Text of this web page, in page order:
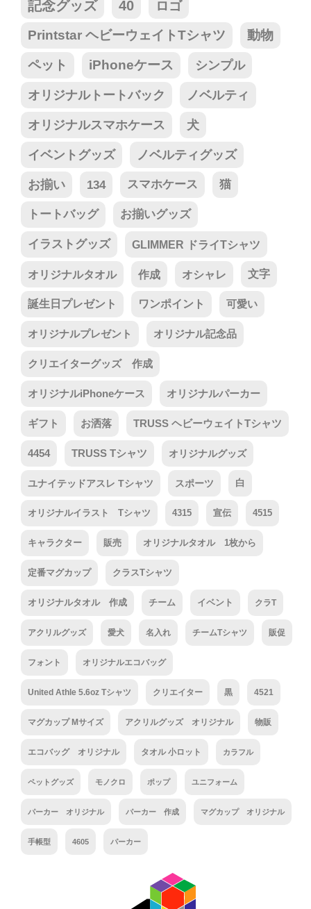
記念グッズ
40 ロゴ
Printstar ヘビーウェイトTシャツ 動物
ペット iPhoneケース シンプル
オリジナルトートバック ノベルティ
オリジナルスマホケース 犬
イベントグッズ ノベルティグッズ
お揃い 134 スマホケース 猫
トートバッグ お揃いグッズ
イラストグッズ GLIMMER ドライTシャツ
オリジナルタオル 作成 オシャレ 文字
誕生日プレゼント ワンポイント 可愛い
オリジナルプレゼント オリジナル記念品
クリエイターグッズ 作成
オリジナルiPhoneケース オリジナルパーカー
ギフト お洒落 TRUSS ヘビーウェイトTシャツ
4454 TRUSS Tシャツ オリジナルグッズ
ユナイテッドアスレ Tシャツ スポーツ 白
オリジナルイラスト Tシャツ 4315 宣伝 4515
キャラクター 販売 オリジナルタオル 1枚から
定番マグカップ クラスTシャツ
オリジナルタオル 作成 チーム イベント クラT
アクリルグッズ 愛犬 名入れ チームTシャツ 販促
フォント オリジナルエコバッグ
United Athle 5.6oz Tシャツ クリエイター 黒 4521
マグカップ Mサイズ アクリルグッズ オリジナル 物販
エコバッグ オリジナル タオル 小ロット カラフル
ペットグッズ モノクロ ポップ ユニフォーム
パーカー オリジナル パーカー 作成 マグカップ オリジナル
手帳型 4605 パーカー